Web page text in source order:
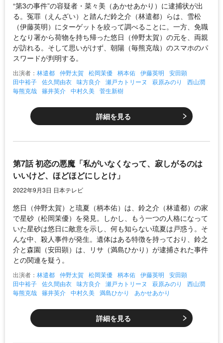
“第3の事件”の容疑者・菜々美（あかせあかり）に逮捕状が出
る。冤罪（えんざい）と踏んだ鈴之介（林遣都）らは、雪松
（伊藤英明）にターゲットを絞って調べることに。一方、免職
となり署から荷物を持ち帰った悠日（仲野太賀）の元を、両親
が訪れる。そして思いがけず、朝陽（毎熊克哉）のスマホのパ
スワードが判明する。
出演者： 林遣都 仲野太賀 松岡茉優 柄本佑 伊藤英明
安田顕
田中裕子 佐久間由衣 味方良介 瀬戸カトリーヌ 萩原みのり
西山潤
毎熊克哉 篠井英介 中村久美 菅生新樹
詳細を見る
第7話 初恋の悪魔「私がいなくなって、寂しがるのは
いいけど、ほどほどにしとけ」
2022年9月3日 日本テレビ
悠日（仲野太賀）と琉夏（柄本佑）は、鈴之介（林遣都）の家
で星砂（松岡茉優）を発見。しかし、もう一つの人格になって
いた星砂は悠日に敵意を示し、何も知らない琉夏は戸惑う。そ
んな中、殺人事件が発生。遺体はある特徴を持っており、鈴之
介と森園（安田顕）は、リサ（満島ひかり）が逮捕された事件
との関連を疑う。
出演者： 林遣都 仲野太賀 松岡茉優 柄本佑 伊藤英明
安田顕
田中裕子 佐久間由衣 味方良介 瀬戸カトリーヌ 萩原みのり
西山潤
毎熊克哉 篠井英介 中村久美 満島ひかり あかせあかり
詳細を見る